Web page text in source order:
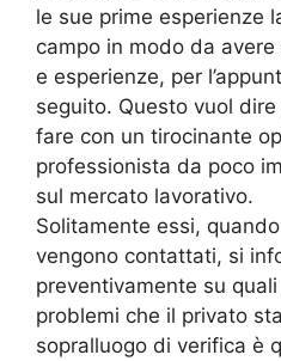
le sue prime esperienze
campo in modo da
e esperienze, per
seguito. Questo vuol
fare con un tirocinante
professionista da poco
sul mercato lavorativo.
Solitamente essi,
vengono contattati, si
preventivamente su
problemi che il privato
sopralluogo di verifica è